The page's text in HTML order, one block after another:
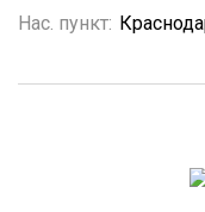
Нас. пункт: